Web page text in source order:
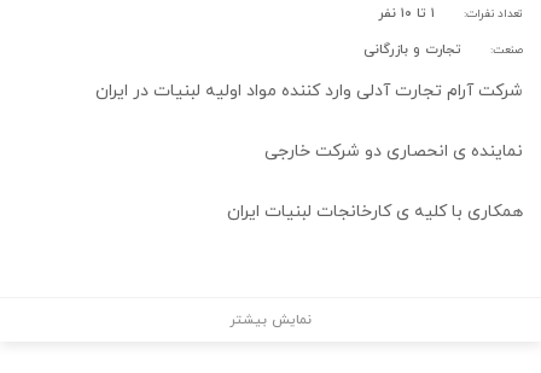
تعداد نفرات: ۱ تا ۱۰ نفر
صنعت: تجارت و بازرگانی
شرکت آرام تجارت آدلی وارد کننده مواد اولیه لبنیات در ایران
نماینده ی انحصاری دو شرکت خارجی
همکاری با کلیه ی کارخانجات لبنیات ایران
نمایش بیشتر